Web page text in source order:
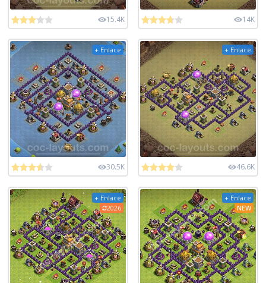
15.4K 14K
+ Enlace
30.5K
+ Enlace
46.6K
+ Enlace
2026
+ Enlace
NEW